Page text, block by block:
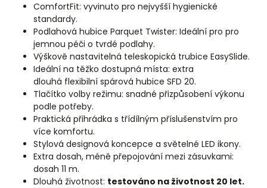
ComfortFit: vyvinuto pro nejvyšší hygienické
standardy.
Podlahová hubice Parquet Twister: Ideální pro pro
jemnou péči o tvrdé podlahy.
Výškově nastavitelná teleskopická trubice EasySlide.
Ideální na těžko dostupná místa: extra
dlouhá flexibilní spárová hubice SFD 20.
Tlačítko volby režimu: snadné přizpůsobení výkonu
podle potřeby.
Praktická přihrádka s třídílným příslušenstvím pro
více komfortu.
Stylová designová koncepce a světelné LED ikony.
Extra dosah, méně přepojování mezi zásuvkami:
dosah 11 m.
Dlouhá životnost: testováno na životnost 20 let.